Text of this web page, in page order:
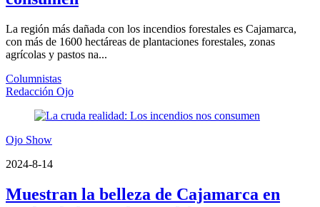
La región más dañada con los incendios forestales es Cajamarca,
con más de 1600 hectáreas de plantaciones forestales, zonas
agrícolas y pastos na...
Columnistas
Redacción Ojo
Ojo Show
2024-8-14
Muestran la belleza de Cajamarca en